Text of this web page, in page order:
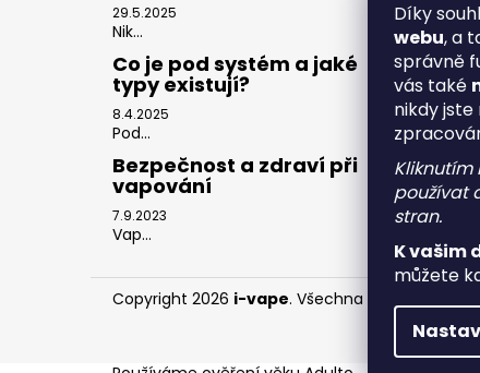
Díky
webu, a
správně
vás také
nikdy jste
Kliknutím
používat
stran.
K vašim
můžete
29.5.2025
Nik...
Co je pod systém a jaké
typy existují?
8.4.2025
Pod...
Bezpečnost a zdraví při
vapování
7.9.2023
Vap...
Copyright 2026 i-vape. Všechna práva